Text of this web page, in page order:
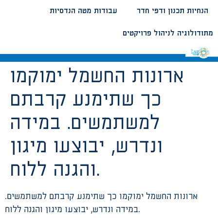
עבודות מטה הנדסיות הנחיות תכנון ודפי חדר
מתודולוגיה לניהול פרויקטים
ארונות החשמל ימוקמו
כך שתימנע קרבתם
למשתמשים. במידה
ונדרש, יבוצעו מיגון
והגנה ללוח.
ארונות החשמל ימוקמו כך שתימנע קרבתם למשתמשים.
במידה ונדרש, יבוצעו מיגון והגנה ללוח.